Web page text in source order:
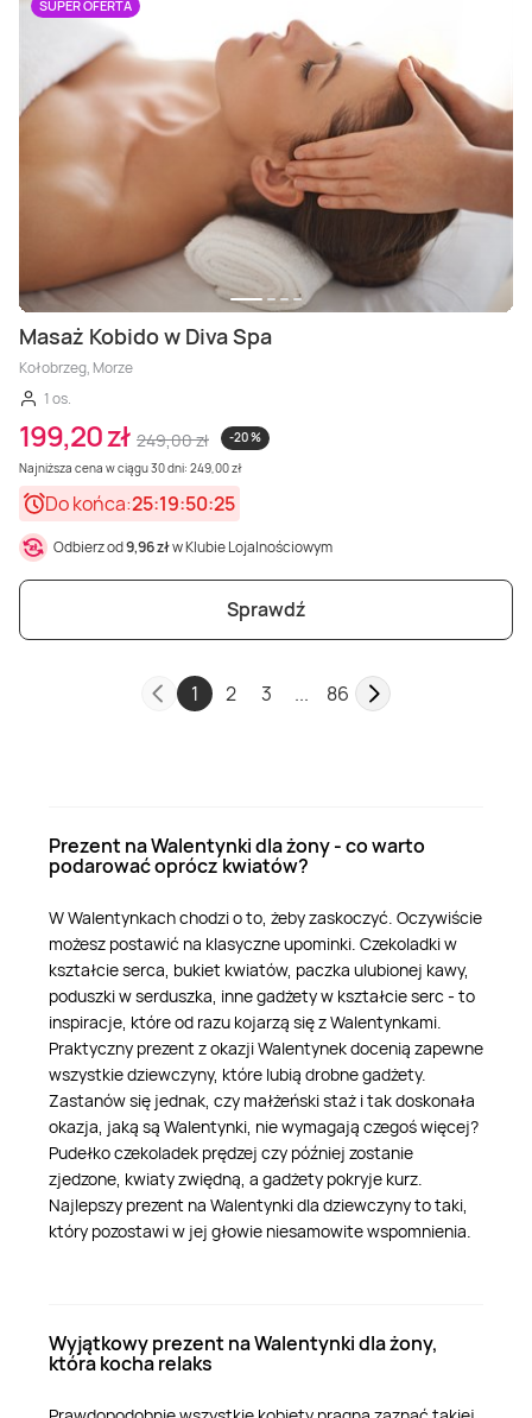
SUPER OFERTA
Masaż Kobido w Diva Spa
Kołobrzeg, Morze
1 os.
199,20 zł 249,00 zł
-20 %
Najniższa cena w ciągu 30 dni: 249,00 zł
Do końca:25:19:50:23
Odbierz od9,96 złw Klubie Lojalnościowym
Sprawdź
1 2 3 ... 86
Prezent na Walentynki dla żony - co warto
podarować oprócz kwiatów?
W Walentynkach chodzi o to, żeby zaskoczyć. Oczywiście
możesz postawić na klasyczne upominki. Czekoladki w
kształcie serca, bukiet kwiatów, paczka ulubionej kawy,
poduszki w serduszka, inne gadżety w kształcie serc - to
inspiracje, które od razu kojarzą się z Walentynkami.
Praktyczny prezent z okazji Walentynek docenią zapewne
wszystkie dziewczyny, które lubią drobne gadżety.
Zastanów się jednak, czy małżeński staż i tak doskonała
okazja, jaką są Walentynki, nie wymagają czegoś więcej?
Pudełko czekoladek prędzej czy później zostanie
zjedzone, kwiaty zwiędną, a gadżety pokryje kurz.
Najlepszy prezent na Walentynki dla dziewczyny to taki,
który pozostawi w jej głowie niesamowite wspomnienia.
Wyjątkowy prezent na Walentynki dla żony,
która kocha relaks